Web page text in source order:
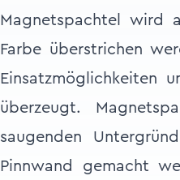
Magnetspachtel wird
Farbe überstrichen
Einsatzmöglichkeiten
überzeugt.
saugenden
Pinnwand gemacht